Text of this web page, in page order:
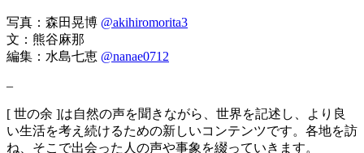
写真：森田晃博 @akihiromorita3
文：熊谷麻那
編集：水島七恵 @nanae0712
–
[ 世の余 ]は自然の声を聞きながら、世界を記述し、より良
い生活を考え続けるための新しいコンテンツです。各地を訪
ね、そこで出会った人の声や事象を綴っていきます。